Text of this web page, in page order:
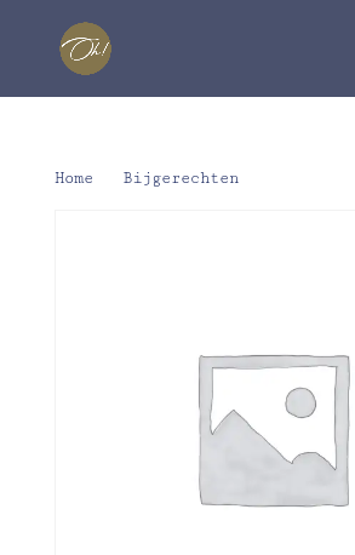
Home Bijgerechten/ Salade